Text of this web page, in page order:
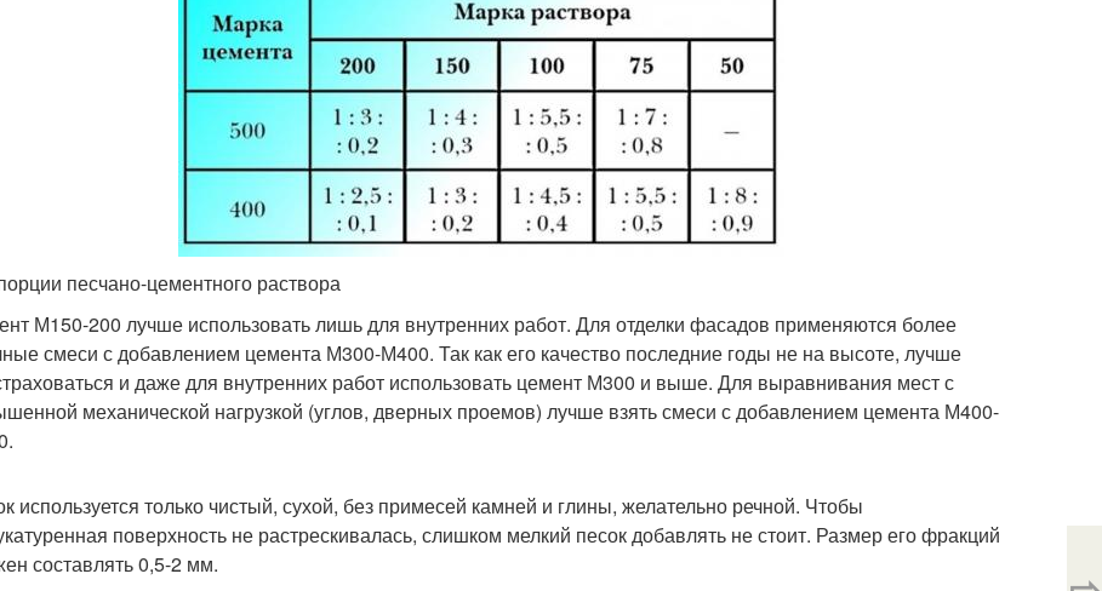
песчано-цементного раствора
М150-200 лучше использовать лишь для внутренних работ. Для отделки фасадов применяются более
смеси с добавлением цемента М300-М400. Так как его качество последние годы не на высоте, лучше
и даже для внутренних работ использовать цемент М300 и выше. Для выравнивания мест с
механической нагрузкой (углов, дверных проемов) лучше взять смеси с добавлением цемента М400-
используется только чистый, сухой, без примесей камней и глины, желательно речной. Чтобы
поверхность не растрескивалась, слишком мелкий песок добавлять не стоит. Размер его фракций
составлять 0,5-2 мм.